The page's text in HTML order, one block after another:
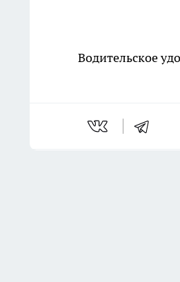
Водительское